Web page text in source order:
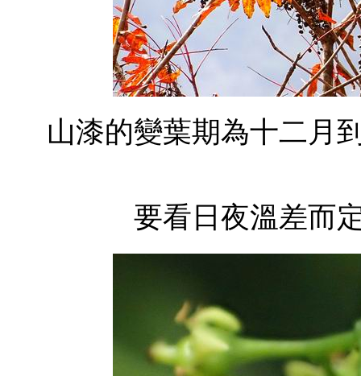
山漆的變葉期為十二月
要看日夜溫差而